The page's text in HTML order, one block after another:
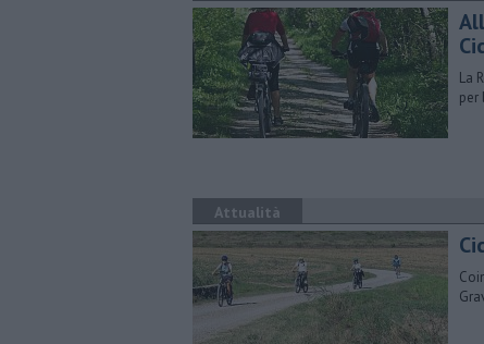
La
per
Attualità